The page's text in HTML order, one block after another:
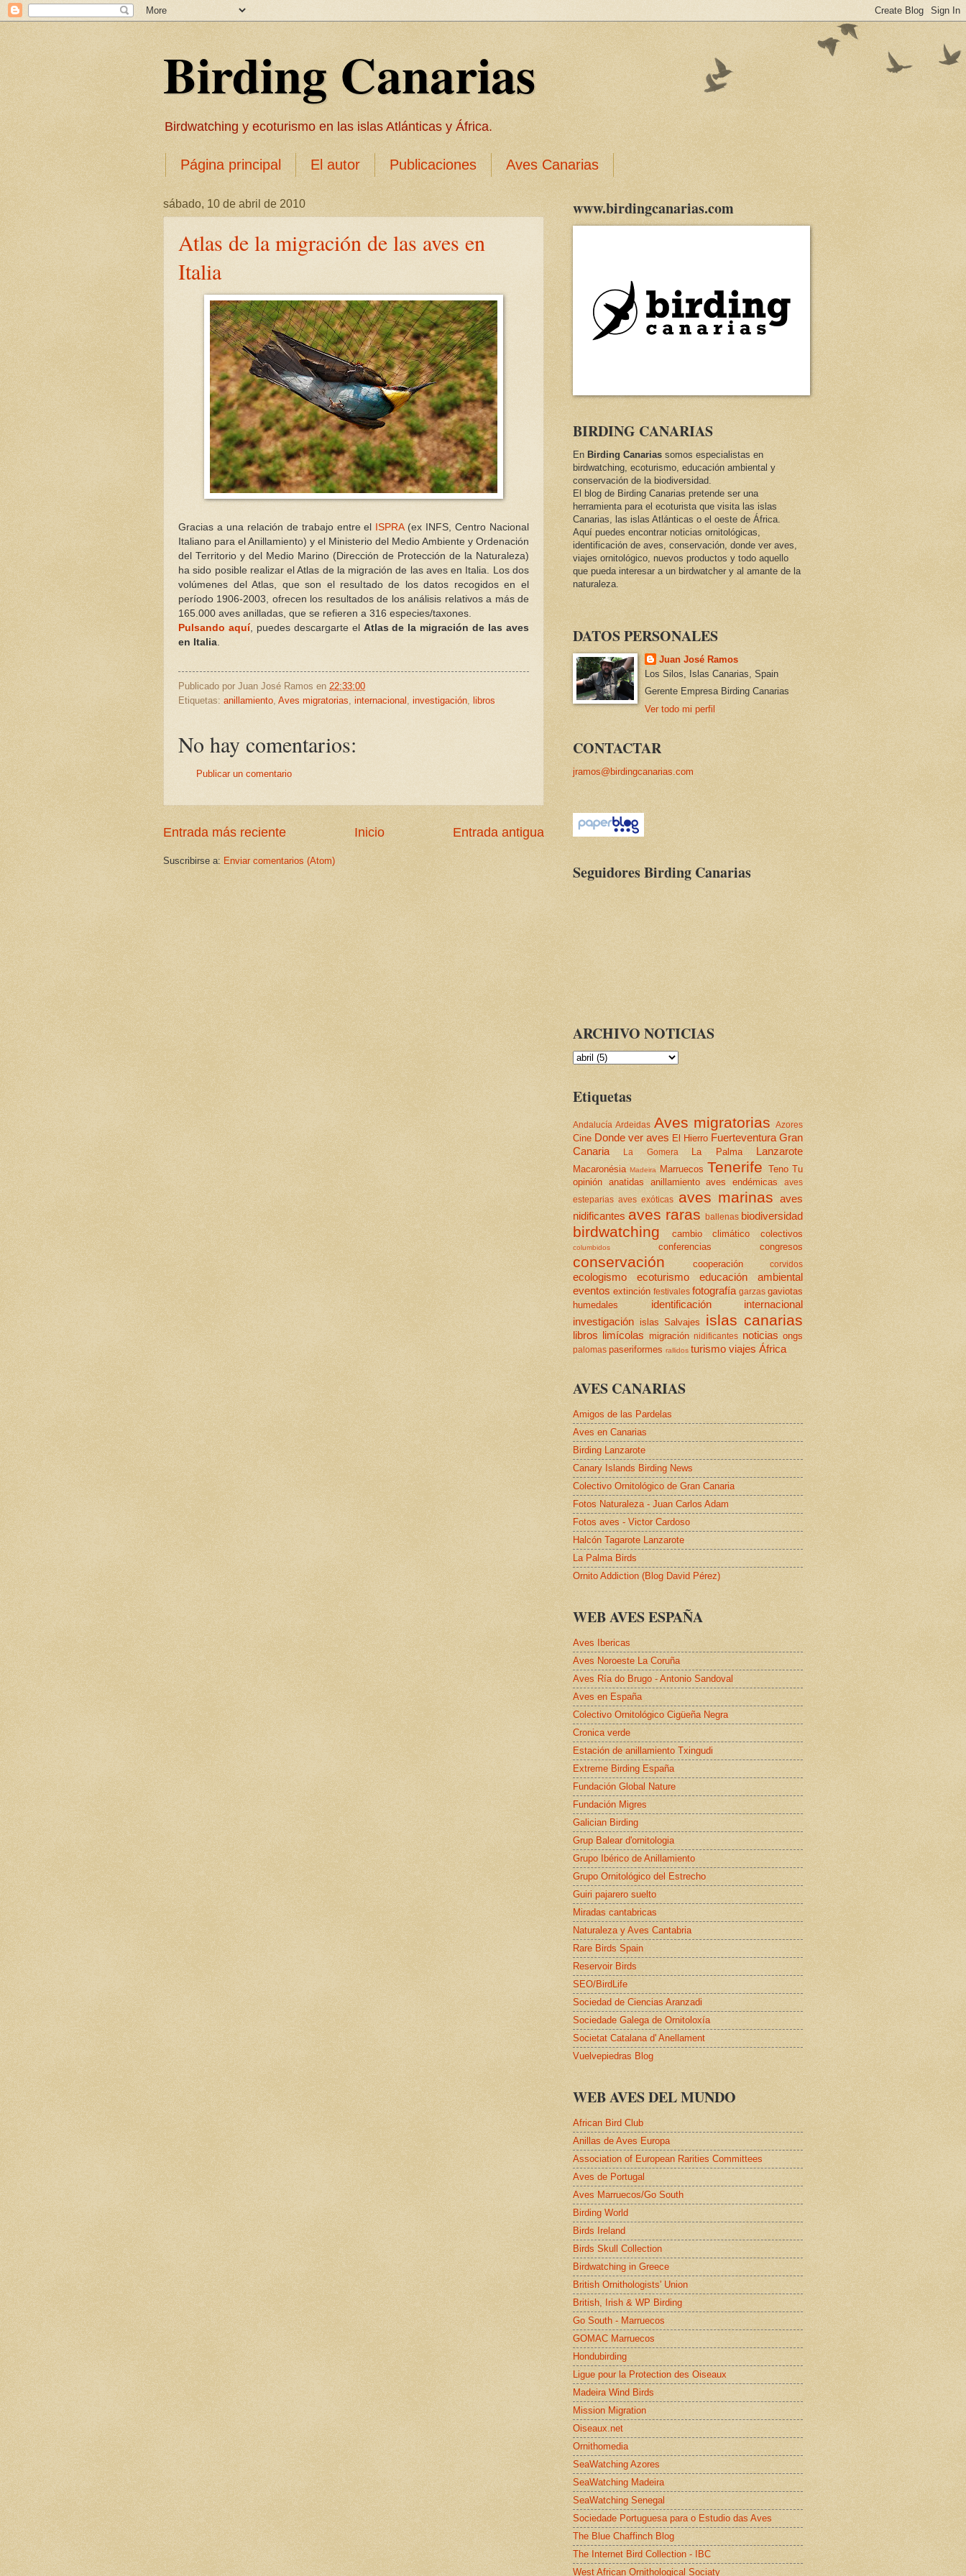
Birding Canarias
Birdwatching y ecoturismo en las islas Atlánticas y África.
Página principal El autor Publicaciones Aves Canarias
sábado, 10 de abril de 2010
Atlas de la migración de las aves en
Italia
Gracias a una relación de trabajo entre el ISPRA(ex INFS, Centro Nacional
Italiano para el Anillamiento) y el Ministerio del Medio Ambiente y Ordenación
del Territorio y del Medio Marino (Dirección de Protección de la Naturaleza)
ha sido posible realizar el Atlas de la migración de las aves en Italia. Los dos
volúmenes del Atlas, que son el resultado de los datos recogidos en el
período 1906-2003, ofrecen los resultados de los análisis relativos a más de
165.000 aves anilladas, que se refieren a 316 especies/taxones.
Pulsando aquí, puedes descargarte el Atlas de la migración de las aves
en Italia
Publicado por Juan José Ramos en 22:33:00
Etiquetas: anillamiento Aves migratorias internacional investigación libros
No hay comentarios:
Publicar un comentario
Entrada más reciente Entrada antigua
Inicio
Suscribirse a: Enviar comentarios (Atom)
www.birdingcanarias.com
BIRDING CANARIAS
En Birding Canarias somos especialistas en
birdwatching, ecoturismo, educación ambiental y
conservación de la biodiversidad.
El blog de Birding Canarias pretende ser una
herramienta para el ecoturista que visita las islas
Canarias, las islas Atlánticas o el oeste de África.
Aquí puedes encontrar noticias ornitológicas,
identificación de aves, conservación, donde ver aves,
viajes ornitológico, nuevos productos y todo aquello
que pueda interesar a un birdwatcher y al amante de la
naturaleza.
DATOS PERSONALES
Juan José Ramos
Los Silos, Islas Canarias, Spain
Gerente Empresa Birding Canarias
Ver todo mi perfil
CONTACTAR
jramos@birdingcanarias.com
Seguidores Birding Canarias
ARCHIVO NOTICIAS
Etiquetas
Andalucía Ardeidas Aves migratorias Azores
Cine Donde ver aves El Hierro Fuerteventura Gran
Canaria
La Gomera La Palma Lanzarote
Macaronésia Madeira Marruecos Tenerife Teno Tu
opinión anatidas anillamiento aves endémicas
aves
esteparias aves exóticas aves marinas aves
nidificantes aves raras ballenas biodiversidad
birdwatching cambio climático colectivos
columbidos conferencias congresos
conservación cooperación corvidos
ecologismo ecoturismo
educación ambiental
eventos extinción festivales fotografía garzas gaviotas
humedales
identificación
internacional
investigación islas Salvajes islas canarias
libros limícolas migración nidificantes noticias ongs
palomas paseriformes rallidos turismo viajes África
AVES CANARIAS
Amigos de las Pardelas
Aves en Canarias
Birding Lanzarote
Canary Islands Birding News
Colectivo Ornitológico de Gran Canaria
Fotos Naturaleza - Juan Carlos Adam
Fotos aves - Victor Cardoso
Halcón Tagarote Lanzarote
La Palma Birds
Ornito Addiction (Blog David Pérez)
WEB AVES ESPAÑA
Aves Ibericas
Aves Noroeste La Coruña
Aves Ría do Brugo - Antonio Sandoval
Aves en España
Colectivo Ornitológico Cigüeña Negra
Cronica verde
Estación de anillamiento Txingudi
Extreme Birding España
Fundación Global Nature
Fundación Migres
Galician Birding
Grup Balear d'ornitologia
Grupo Ibérico de Anillamiento
Grupo Ornitológico del Estrecho
Guiri pajarero suelto
Miradas cantabricas
Naturaleza y Aves Cantabria
Rare Birds Spain
Reservoir Birds
SEO/BirdLife
Sociedad de Ciencias Aranzadi
Sociedade Galega de Ornitoloxía
Societat Catalana d' Anellament
Vuelvepiedras Blog
WEB AVES DEL MUNDO
African Bird Club
Anillas de Aves Europa
Association of European Rarities Committees
Aves de Portugal
Aves Marruecos/Go South
Birding World
Birds Ireland
Birds Skull Collection
Birdwatching in Greece
British Ornithologists' Union
British, Irish & WP Birding
Go South - Marruecos
GOMAC Marruecos
Hondubirding
Ligue pour la Protection des Oiseaux
Madeira Wind Birds
Mission Migration
Oiseaux.net
Ornithomedia
SeaWatching Azores
SeaWatching Madeira
SeaWatching Senegal
Sociedade Portuguesa para o Estudio das Aves
The Blue Chaffinch Blog
The Internet Bird Collection - IBC
West African Ornithological Sociaty